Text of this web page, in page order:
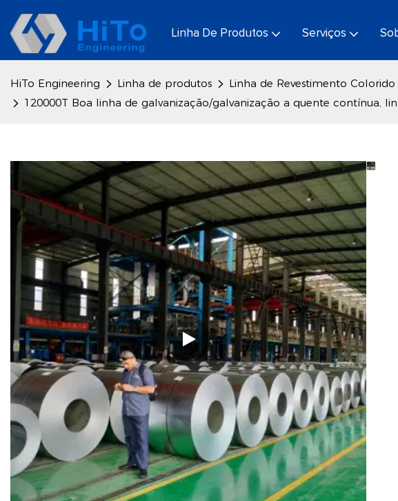
Linha De Produtos Serviços
HiTo Engineering Linha de produtos
Linha de Revestimento
120000T Boa linha de galvanização/galvanização a quente contínua,